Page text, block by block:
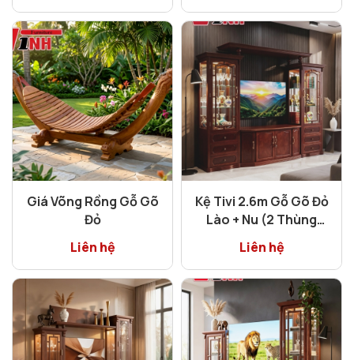
Giá Võng Rồng Gỗ Gõ
Đỏ
Liên hệ
Kệ Tivi 2.6m Gỗ Gõ Đỏ
Lào + Nu (2 Thùng
Kiếng)
Liên hệ